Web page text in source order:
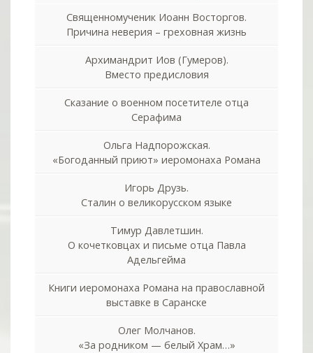
Священномученик Иоанн Восторгов.
Причина неверия – греховная жизнь
Архимандрит Иов (Гумеров).
Вместо предисловия
Сказание о военном посетителе отца
Серафима
Ольга Надпорожская.
«Богоданный приют» иеромонаха Романа
Игорь Друзь.
Сталин о великорусском языке
Тимур Давлетшин.
О кочетковцах и письме отца Павла
Адельгейма
Книги иеромонаха Романа на православной
выставке в Саранске
Олег Молчанов.
«За родником — белый Храм…»